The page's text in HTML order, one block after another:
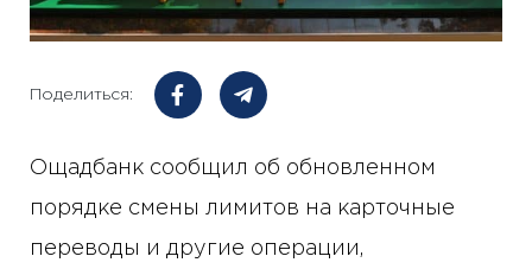
Поделиться:
Ощадбанк сообщил об обновленном
порядке смены лимитов на карточные
переводы и другие операции,